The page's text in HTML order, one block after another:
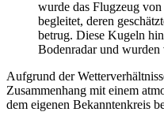
wurde das Flugzeug
begleitet, deren
betrug. Diese Kugeln
Bodenradar und wurden
Aufgrund der
Zusammenhang mit einem
dem eigenen Bekanntenkreis